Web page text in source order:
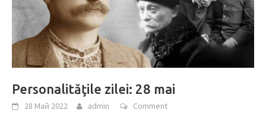
Personalităţile zilei: 28 mai
28 Май 2022 admin Comment